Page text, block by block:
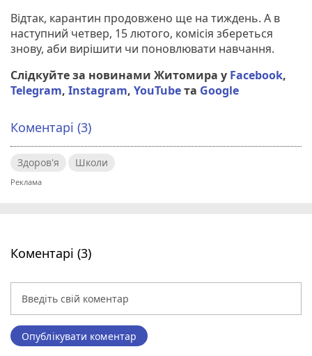
Відтак, карантин продовжено ще на тиждень. А в
наступний четвер, 15 лютого, комісія збереться
знову, аби вирішити чи поновлювати навчання.
Слідкуйте за новинами Житомира у Facebook,
Telegram, Instagram, YouTubeта Google
Коментарі (3)
Здоров'я Школи
Коментарі (3)
Опублікувати коментар